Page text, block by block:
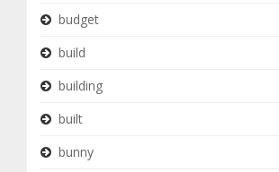
budget
build
building
built
bunny